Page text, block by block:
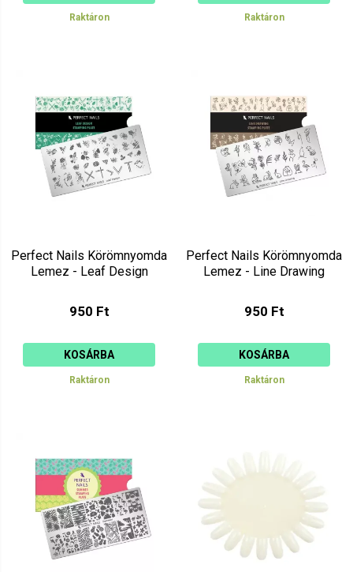
Raktáron Raktáron
Perfect Nails Körömnyomda
Lemez - Leaf Design
950 Ft
KOSÁRBA
Raktáron
Perfect Nails Körömnyomda
Lemez - Line Drawing
950 Ft
KOSÁRBA
Raktáron